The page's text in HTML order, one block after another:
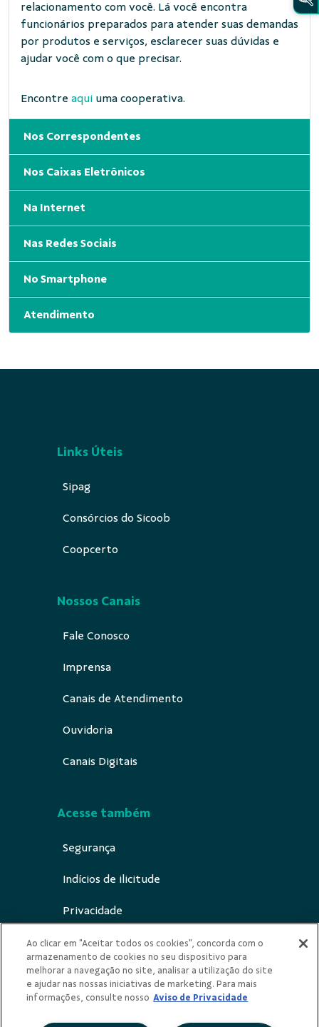
relacionamento com você. Lá você encontra
funcionários preparados para atender suas demandas
por produtos e serviços, esclarecer suas dúvidas e
ajudar você com o que precisar.
Encontre aqui uma cooperativa.
Nos Correspondentes
Nos Caixas Eletrônicos
Na Internet
Nas Redes Sociais
No Smartphone
Atendimento
Links Úteis
Sipag
Consórcios do Sicoob
Coopcerto
Nossos Canais
Fale Conosco
Imprensa
Canais de Atendimento
Ouvidoria
Canais Digitais
Acesse também
Segurança
Indícios de ilicitude
Privacidade
Canal de notificação ECA Digital
Ao clicar em "Aceitar todos os cookies", concorda com o
armazenamento de cookies no seu dispositivo para
melhorar a navegação no site, analisar a utilização do site
e ajudar nas nossas iniciativas de marketing. Para mais
informações, consulte nosso Aviso de Privacidade